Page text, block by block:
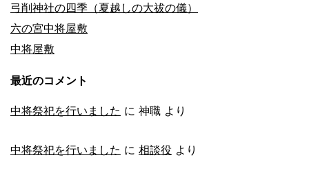
ぶ
弓削神社の四季（夏越しの大祓の儀）
六の宮中将屋敷
中将屋敷
最近のコメント
中将祭祀を行いました に 神職 より
中将祭祀を行いました に 相談役 より